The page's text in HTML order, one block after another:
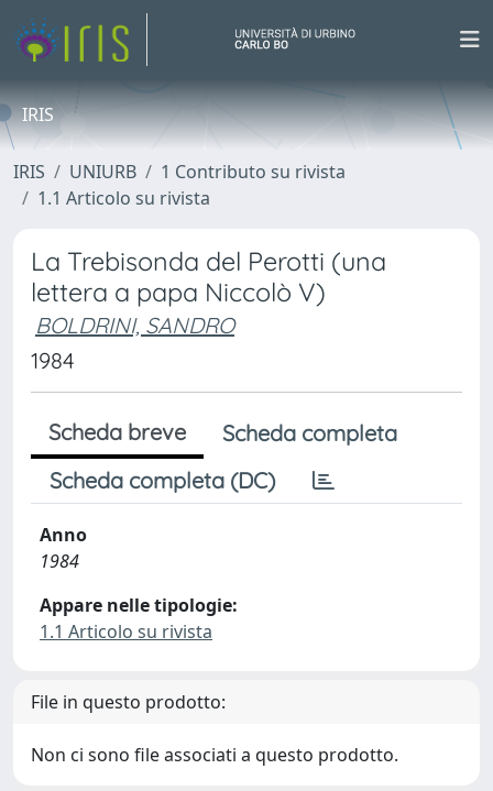
IRIS
IRIS UNIURB
1 Contributo su rivista
1.1 Articolo su rivista
La Trebisonda del Perotti (una
lettera a papa Niccolò V)
BOLDRINI, SANDRO
1984
Scheda breve
Scheda completa
Scheda completa (DC)
Anno
1984
Appare nelle tipologie:
1.1 Articolo su rivista
File in questo prodotto:
Non ci sono file associati a questo prodotto.